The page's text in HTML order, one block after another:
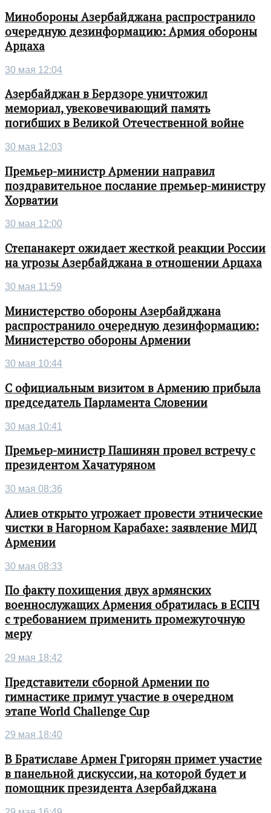
Минобороны Азербайджана распространило
очередную дезинформацию: Армия обороны
Арцаха
30 мая 12:04
Азербайджан в Бердзоре уничтожил
мемориал, увековечивающий память
погибших в Великой Отечественной войне
30 мая 12:03
Премьер-министр Армении направил
поздравительное послание премьер-министру
Хорватии
30 мая 12:00
Степанакерт ожидает жесткой реакции России
на угрозы Азербайджана в отношении Арцаха
30 мая 11:59
Министерство обороны Азербайджана
распространило очередную дезинформацию:
Министерство обороны Армении
30 мая 10:44
С официальным визитом в Армению прибыла
председатель Парламента Словении
30 мая 10:41
Премьер-министр Пашинян провел встречу с
президентом Хачатуряном
30 мая 08:36
Алиев открыто угрожает провести этнические
чистки в Нагорном Карабахе: заявление МИД
Армении
30 мая 08:33
По факту похищения двух армянских
военнослужащих Армения обратилась в ЕСПЧ
с требованием применить промежуточную
меру
29 мая 18:42
Представители сборной Армении по
гимнастике примут участие в очередном
этапе World Challenge Cup
29 мая 18:40
В Братиславе Армен Григорян примет участие
в панельной дискуссии, на которой будет и
помощник президента Азербайджана